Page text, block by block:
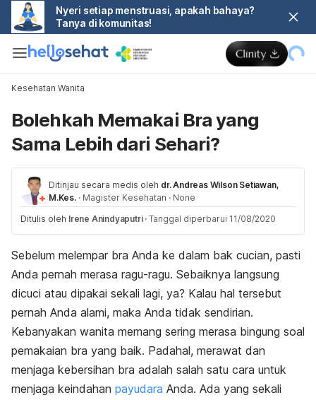
Nyeri setiap menstruasi, apakah bahaya?
Tanya di komunitas!
Kesehatan Wanita
Bolehkah Memakai Bra yang
Sama Lebih dari Sehari?
Ditinjau secara medis oleh dr. Andreas Wilson Setiawan,
M.Kes. · Magister Kesehatan · None
Ditulis oleh Irene Anindyaputri · Tanggal diperbarui 11/08/2020
Sebelum melempar bra Anda ke dalam bak cucian, pasti
Anda pernah merasa ragu-ragu. Sebaiknya langsung
dicuci atau dipakai sekali lagi, ya? Kalau hal tersebut
pernah Anda alami, maka Anda tidak sendirian.
Kebanyakan wanita memang sering merasa bingung soal
pemakaian bra yang baik. Padahal, merawat dan
menjaga kebersihan bra adalah salah satu cara untuk
menjaga keindahan payudara Anda. Ada yang sekali